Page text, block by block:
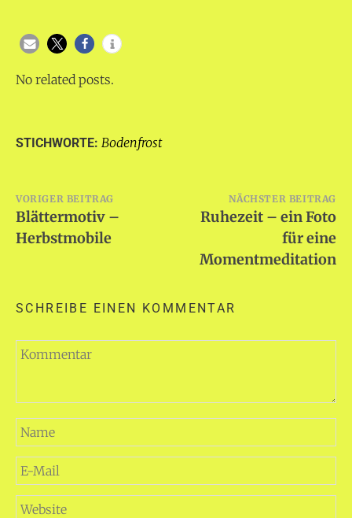
No related posts.
STICHWORTE: Bodenfrost
Beitragsnavigation
VORIGER BEITRAG
Blättermotiv –
Herbstmobile
NÄCHSTER BEITRAG
Ruhezeit – ein Foto
für eine
Momentmeditation
SCHREIBE EINEN KOMMENTAR